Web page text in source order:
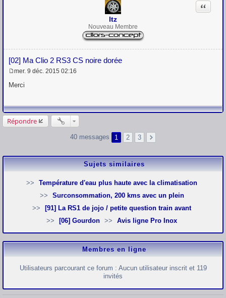
ltz
Nouveau Membre
[02] Ma Clio 2 RS3 CS noire dorée
Citation
e
a
g
e
mer. 9 déc. 2015 02:16
Merci
Répondre
40 messages 1 2 3
Sujets similaires
Température d'eau plus haute avec la climatisation
Surconsommation, 200 kms avec un plein
[91] La RS1 de jojo / petite question train avant
[06] Gourdon
Avis ligne Pro Inox
Membres en ligne
Utilisateurs parcourant ce forum : Aucun utilisateur inscrit et 119
invités